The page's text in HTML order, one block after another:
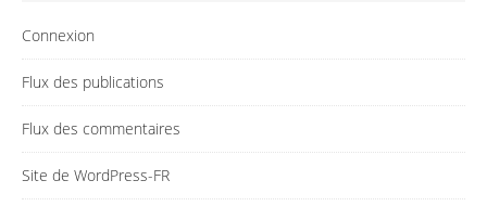
Connexion
Flux des publications
Flux des commentaires
Site de WordPress-FR